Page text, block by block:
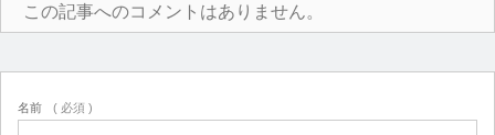
この記事へのコメントはありません。
名前 ( 必須 )